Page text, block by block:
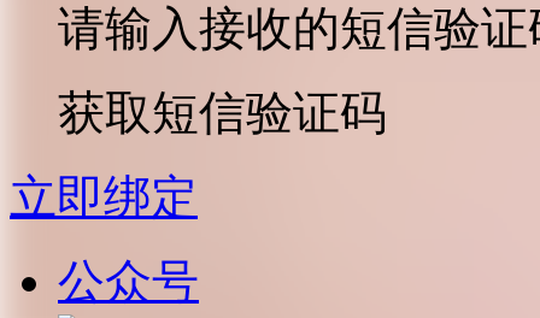
请输入接收的短信验证
获取短信验证码
立即绑定
公众号